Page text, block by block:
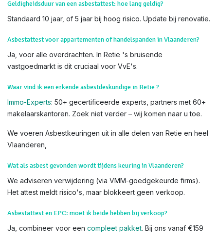
Weet dat usubsidieskan krijgen voor het verwijderen van
asbest. Lees hiervoor alles op dewebsite van OVAM
Voor meer info, bezoek de officiële OVAM-sites :Hoe asbest
ons direct voor een asbestattest-aanvraag.
Asbestattest voor appartementen of handelspanden in Vlaanderen?
Ja, voor alle overdrachten. In Retie 's bruisende
vastgoedmarkt is dit cruciaal voor VvE's.
Waar vind ik een erkende asbestdeskundige in Retie ?
Immo-Experts: 50+ gecertificeerde experts, partners met 60+
makelaarskantoren. Zoek niet verder – wij komen naar u toe.
We voeren Asbestkeuringen uit in alle delen van Retie en heel